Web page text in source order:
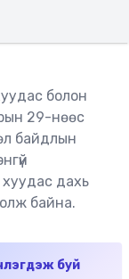
болон
29-нөөс
байдлын
хуудас дахь
байна.
буй